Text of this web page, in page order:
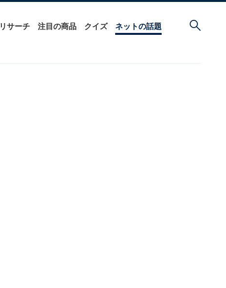
リサーチ 注目の商品 クイズ ネットの話題